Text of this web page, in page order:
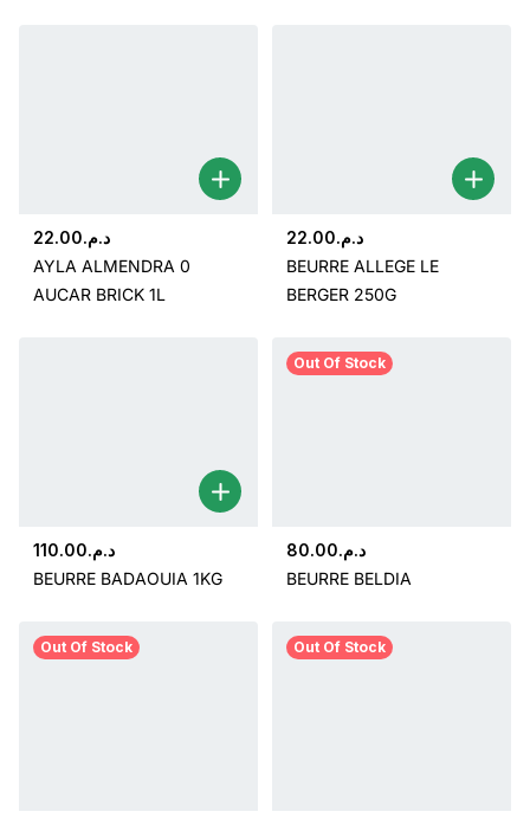
د.م.22.00
AYLA ALMENDRA 0
AUCAR BRICK 1L
د.م.22.00
BEURRE ALLEGE LE
BERGER 250G
د.م.110.00
BEURRE BADAOUIA 1KG
Out Of Stock
د.م.80.00
BEURRE BELDIA
Out Of Stock Out Of Stock